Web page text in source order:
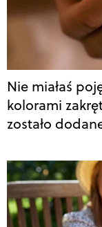
Nie miałaś
kolorami
zostało